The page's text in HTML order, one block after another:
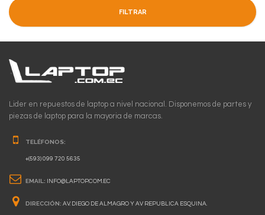
FILTRAR
Lider en repuestos de laptop a nivel nacional. Disponemos de partes y
piezas de laptop para la mayoria de marcas.
TELÉFONOS:
+(593) 099 720 5635
EMAIL: INFO@LAPTOP.COM.EC
DIRECCIÓN: AV. DIEGO DE ALMAGRO Y AV REPUBLICA ESQUINA.